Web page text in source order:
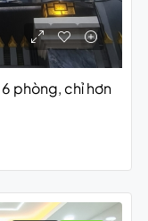
6 phòng, chỉ hơn